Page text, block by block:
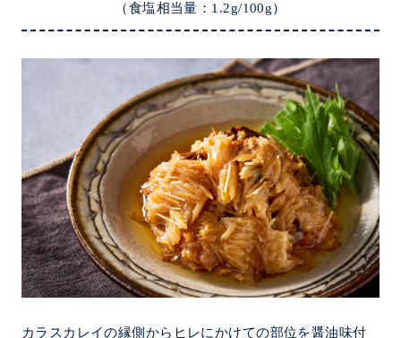
（食塩相当量：1.2g/100g）
カラスカレイの縁側からヒレにかけての部位を醤油味付